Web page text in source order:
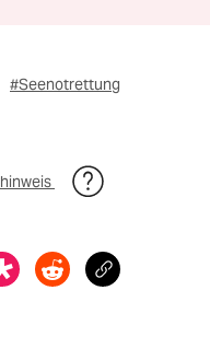
#Seenotrettung